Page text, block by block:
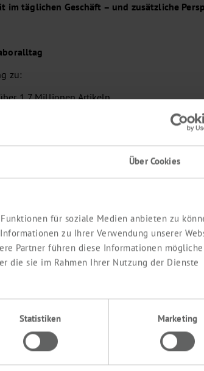
Über Cookies
für soziale Medien anbieten zu
zu Ihrer Verwendung unserer
Partner führen diese Informationen
die sie im Rahmen Ihrer Nutzung der Dienste
Statistiken Marketing
im täglichen Geschäft – und zusätzliche
zu:
1,7 Millionen Artikeln
und sicher.
um Sie auch künftig zuverlässig zu